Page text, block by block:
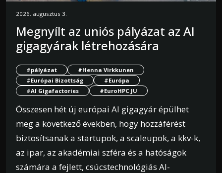
2026. augusztus 3.
Megnyílt az uniós pályázat az AI
gigagyárak létrehozására
#pályázat
#Henna Virkkunen
#Európai Bizottság
#Európa
#AI Gigafactories
#EuroHPC JU
Összesen hét új európai AI gigagyár épülhet
meg a következő években, hogy hozzáférést
biztosítsanak a startupok, a scaleupok, a kkv-k,
az ipar, az akadémiai szféra és a hatóságok
számára a fejlett, csúcstechnológiás AI-